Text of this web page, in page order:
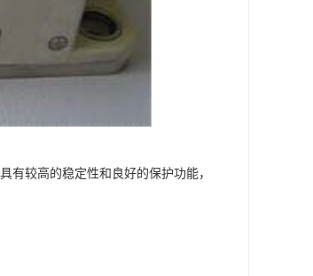
有较高的稳定性和良好的保护功能，